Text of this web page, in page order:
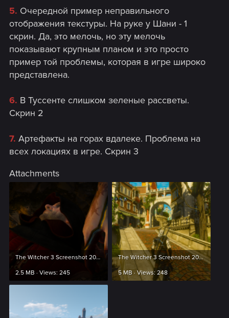
5. Очередной пример неправильного
отображения текстуры. На руке у Шани - 1
скрин. Да, это мелочь, но эту мелочь
показывают крупным планом и это просто
пример той проблемы, которая в игре широко
представлена.
6. В Туссенте слишком зеленые рассветы.
Скрин 2
7. Артефакты на горах вдалеке. Проблема на
всех локациях в игре. Скрин 3
Attachments
The Witcher 3 Screenshot 2024.02.19 - 14.05.29.20.png
2.5 MB · Views: 245
The Witcher 3 Screenshot 2024.03.02 - 01.57.13.83.png
5 MB · Views: 248